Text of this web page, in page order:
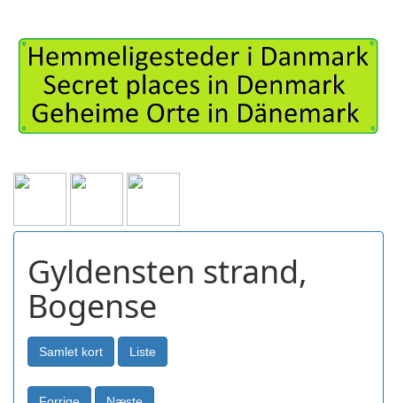
Gyldensten strand,
Bogense